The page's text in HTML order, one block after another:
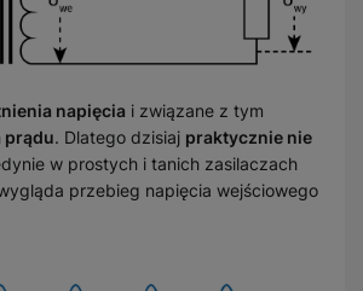
napięcia i związane z tym
prądu. Dlatego dzisiaj praktycznie nie
w prostych i tanich zasilaczach
przebieg napięcia wejściowego